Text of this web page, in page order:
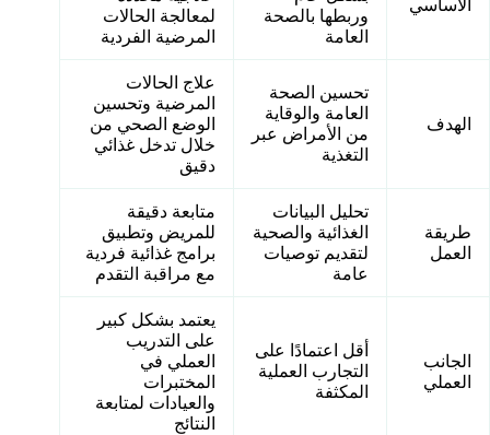
الأساسي
وربطها بالصحة
العامة
لمعالجة الحالات
المرضية الفردية
الهدف
تحسين الصحة
العامة والوقاية
من الأمراض عبر
التغذية
علاج الحالات
المرضية وتحسين
الوضع الصحي من
خلال تدخل غذائي
دقيق
طريقة
العمل
تحليل البيانات
الغذائية والصحية
لتقديم توصيات
عامة
متابعة دقيقة
للمريض وتطبيق
برامج غذائية فردية
مع مراقبة التقدم
الجانب
العملي
أقل اعتمادًا على
التجارب العملية
المكثفة
يعتمد بشكل كبير
على التدريب
العملي في
المختبرات
والعيادات لمتابعة
النتائج